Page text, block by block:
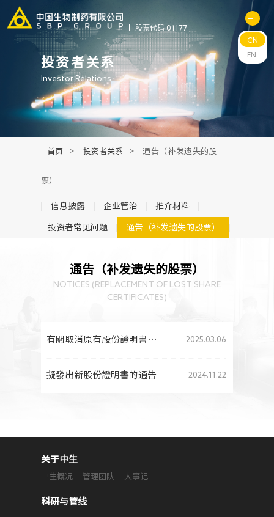
股票代码 01177
关于中生
科研与管线
CN
EN
投资者关系
Investor Relations
首页 > 投资者关系 > 通告（补发遗失的股
票）
信息披露 企业管治 推介材料
投资者常见问题 通告（补发遗失的股票）
通告（补发遗失的股票）
NOTICES (REPLACEMENT OF LOST SHARE
CERTIFICATES)
有關取消原有股份證明書及發出新股份證明書的公告 2025.03.06
擬發出新股份證明書的通告 2024.11.22
关于中生
中生概况 管理团队 大事记
科研与管线